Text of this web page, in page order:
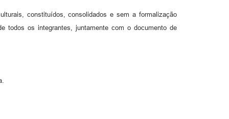
constituídos, consolidados e sem a formalização
todos os integrantes, juntamente com o documento de